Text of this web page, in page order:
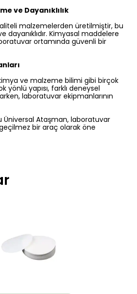
ve Dayanıklılık
malzemelerden üretilmiştir, bu
dayanıklıdır. Kimyasal maddelere
ortamında güvenli bir
kimya ve malzeme bilimi gibi birçok
yönlü yapısı, farklı deneysel
laboratuvar ekipmanlarının
Üniversal Ataşman, laboratuvar
bir araç olarak öne